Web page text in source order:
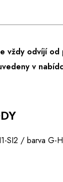
vždy odvíjí
v
SI2 / barva G-